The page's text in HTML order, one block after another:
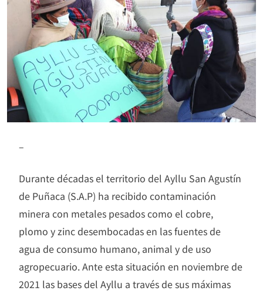
–
Durante décadas el territorio del Ayllu San Agustín
de Puñaca (S.A.P) ha recibido contaminación
minera con metales pesados como el cobre,
plomo y zinc desembocadas en las fuentes de
agua de consumo humano, animal y de uso
agropecuario. Ante esta situación en noviembre de
2021 las bases del Ayllu a través de sus máximas